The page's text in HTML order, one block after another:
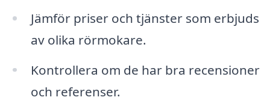
Jämför priser och tjänster som erbjuds
av olika rörmokare.
Kontrollera om de har bra recensioner
och referenser.